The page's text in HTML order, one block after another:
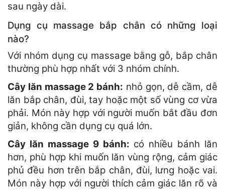
sau ngày dài.
Dụng cụ massage bắp chân có những loại
nào?
Với nhóm dụng cụ massage bằng gỗ, bắp chân
thường phù hợp nhất với 3 nhóm chính.
Cây lăn massage 2 bánh: nhỏ gọn, dễ cầm, dễ
lăn bắp chân, đùi, tay hoặc một số vùng cơ vừa
phải. Món này hợp với người muốn bắt đầu đơn
giản, không cần dụng cụ quá lớn.
Cây lăn massage 9 bánh: có nhiều bánh lăn
hơn, phù hợp khi muốn lăn vùng rộng, cảm giác
phủ đều hơn trên bắp chân, đùi, lưng hoặc vai.
Món này hợp với người thích cảm giác lăn rõ và